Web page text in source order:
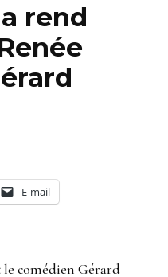
rend
E-mail
le comédien Gérard